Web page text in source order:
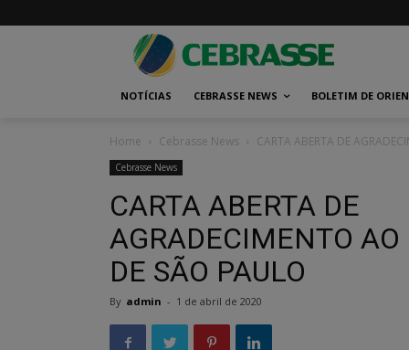
NOTÍCIAS CEBRASSE NEWS BOLETIM DE
Home Cebrasse News CARTA ABERTA DE
Cebrasse News
CARTA ABERTA DE
AGRADECIMENTO AO
DE SÃO PAULO
By admin - 1 de abril de 2020